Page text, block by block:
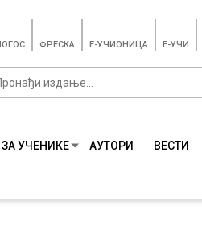
ФРЕСКА E-УЧИОНИЦА E-УЧИ
ЗА УЧЕНИКЕ АУТОРИ ВЕСТИ